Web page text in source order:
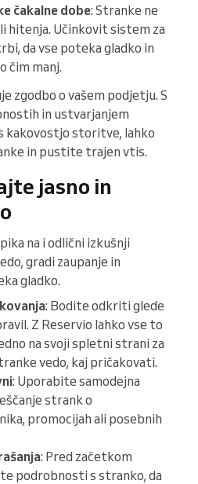
čakalne dobe: Stranke ne
hitenja. Učinkovit sistem za
da vse poteka gladko in
čim manj.
zgodbo o vašem podjetju. S
in ustvarjanjem
kakovostjo storitve, lahko
in pustite trajen vtis.
jasno in
na i odlični izkušnji
gradi zaupanje in
gladko.
: Bodite odkriti glede
Z Reservio lahko vse to
na svoji spletni strani za
vedo, kaj pričakovati.
: Uporabite samodejna
strank o
promocijah ali posebnih
: Pred začetkom
podrobnosti s stranko, da